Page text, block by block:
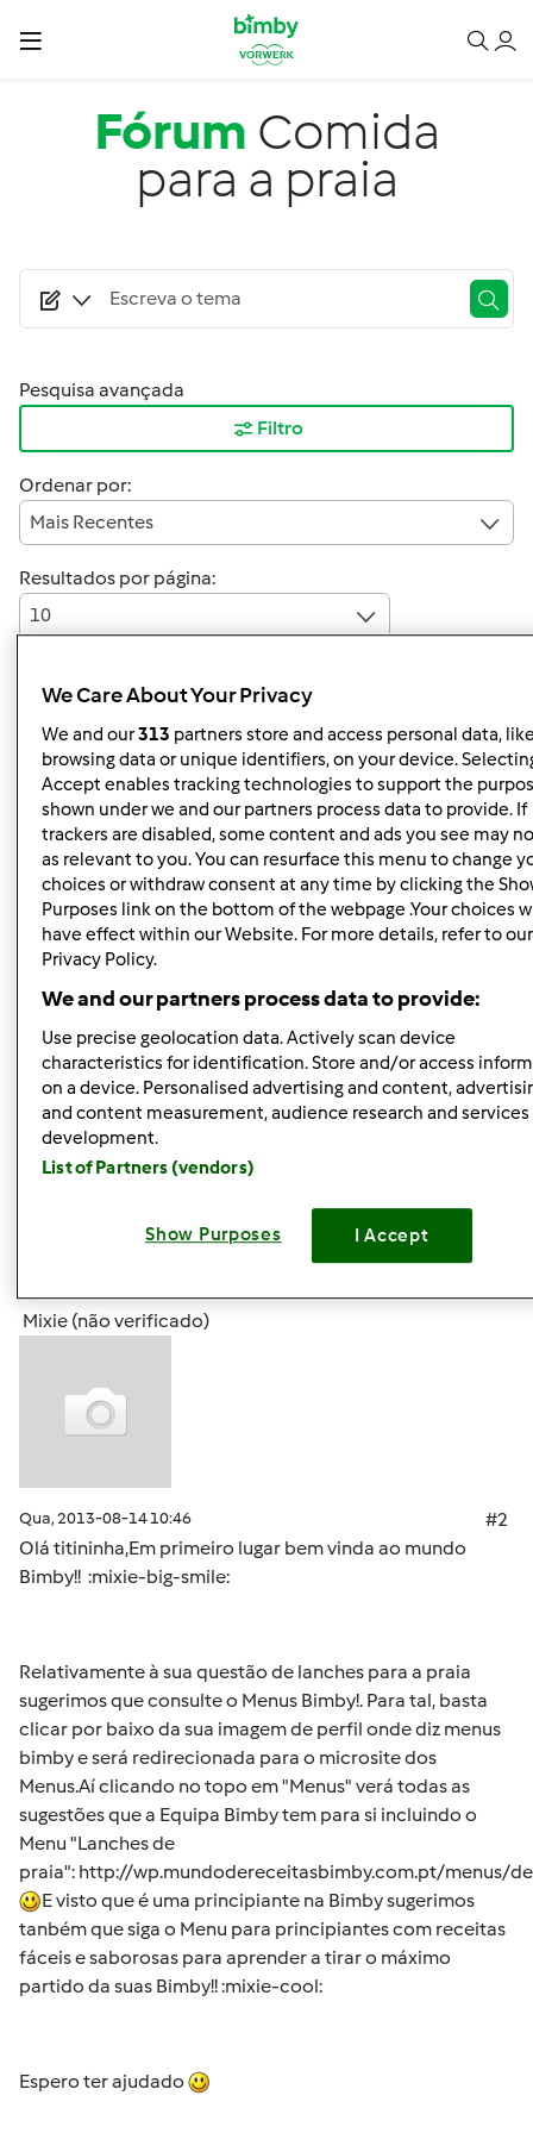
Passar para o conteúdo principal
Fórum Comida
para a praia
Pesquisa avançada
Filtro
Ordenar por:
Mais Recentes
Resultados por página:
10
2 | Última entrada
Responder mensagem
Anónimo (não verificado)
Ter, 2013-08-13 22:27
Olá! Sou uma nova bimbólica! Já fiz algumas pesquisas,
mas gostava de saber o que costumam levar para a praia
para almoçar e lanchar... Coisas rápidas e fáceis
Obrigada
Topo
Iniciar sessão ou registe-se aqui
para escrever
comentários
Mixie (não verificado)
Qua, 2013-08-14 10:46
#2
Olá titininha,Em primeiro lugar bem vinda ao mundo
Bimby!! :mixie-big-smile:
Relativamente à sua questão de lanches para a praia
sugerimos que consulte o Menus Bimby!. Para tal, basta
clicar por baixo da sua imagem de perfil onde diz menus
bimby e será redirecionada para o microsite dos
Menus.Aí clicando no topo em "Menus" verá todas as
sugestões que a Equipa Bimby tem para si incluindo o
Menu "Lanches de
praia": http://wp.mundodereceitasbimby.com.pt/menus/
E visto que é uma principiante na Bimby sugerimos
tanbém que siga o Menu para principiantes com receitas
fáceis e saborosas para aprender a tirar o máximo
partido da suas Bimby!! :mixie-cool:
Espero ter ajudado
We Care About Your Privacy
We and our313 partners store and access personal data,
browsing data or unique identifiers, on your device.
Accept enables tracking technologies to support the
shown under we and our partners process data to provide. If
trackers are disabled, some content and ads you see may
as relevant to you. You can resurface this menu to change
choices or withdraw consent at any time by clicking the
Purposes link on the bottom of the webpage .Your choices
have effect within our Website. For more details, refer to our
Privacy Policy.
We and our partners process data to provide:
Use precise geolocation data. Actively scan device
characteristics for identification. Store and/or access
on a device. Personalised advertising and content,
and content measurement, audience research and services
development.
List of Partners (vendors)
Show Purposes I Accept